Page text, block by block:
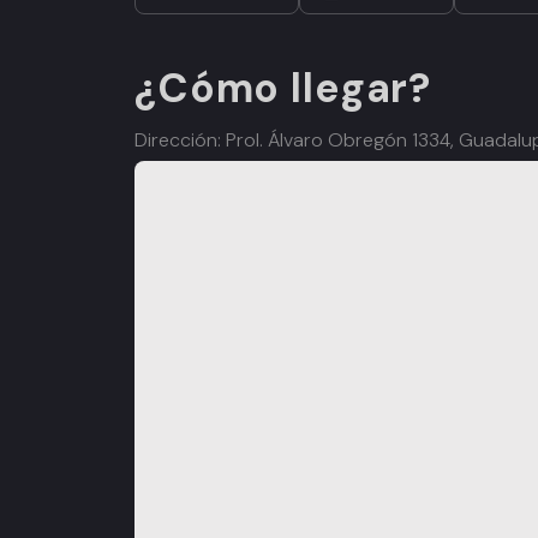
¿Cómo llegar?
Dirección: Prol. Álvaro Obregón 1334,